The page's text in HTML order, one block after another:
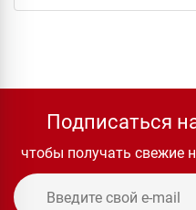
Подписаться
чтобы получать свежие